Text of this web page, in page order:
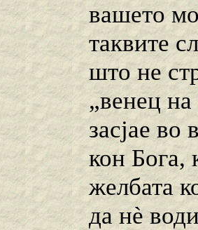
вашето
таквите
што не
„венец
засјае во
кон Бога,
желбата
да нѐ